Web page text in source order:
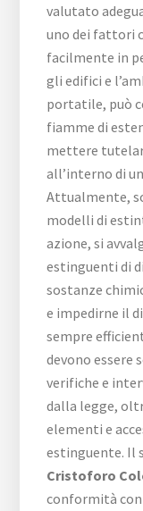
valutato
uno dei fattori
facilmente in
gli edifici e
portatile, può
fiamme di
mettere
all’interno di
Attualmente,
modelli di
azione, si
estinguenti di
sostanze
e impedirne il
sempre
devono
verifiche e
dalla legge,
elementi e
estinguente. Il
Cristoforo
conformità